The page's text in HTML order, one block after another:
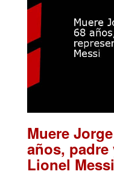
Muere
años, padre
Lionel Messi